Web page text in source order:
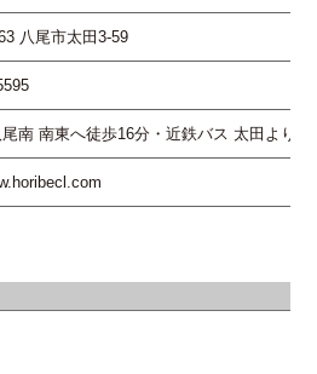
八尾市太田3-59
南 南東へ徒歩16分・近鉄バス 太田より徒